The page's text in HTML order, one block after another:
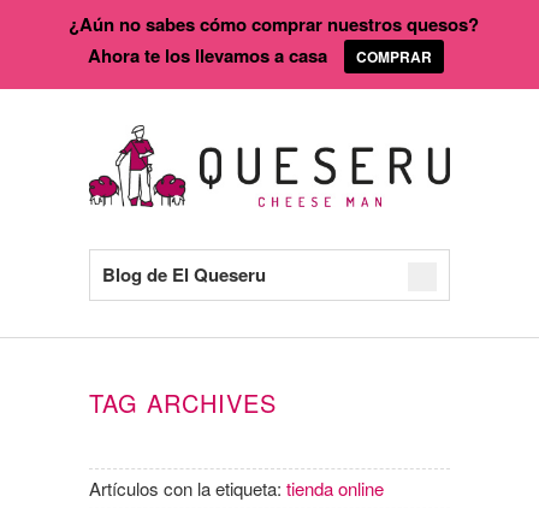
Blog de El Queseru
TAG ARCHIVES
Artículos con la etiqueta: tienda online
¿Aún no sabes cómo comprar nuestros quesos?
Ahora te los llevamos a casa
COMPRAR